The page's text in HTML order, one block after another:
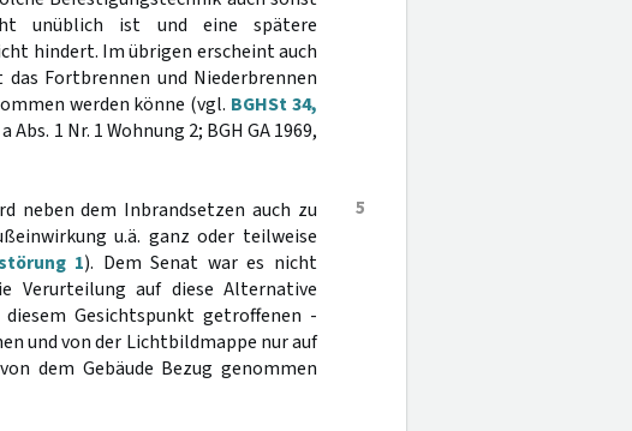
unüblich ist und eine spätere
hindert. Im übrigen erscheint auch
Fortbrennen und Niederbrennen
werden könne (vgl. BGHSt 34,
Abs. 1 Nr. 1 Wohnung 2; BGH GA 1969,
5
neben dem Inbrandsetzen auch zu
u.ä. ganz oder teilweise
1). Dem Senat war es nicht
Verurteilung auf diese Alternative
Gesichtspunkt getroffenen -
und von der Lichtbildmappe nur auf
dem Gebäude Bezug genommen